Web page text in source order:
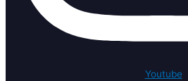
Youtube